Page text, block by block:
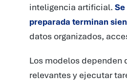
inteligencia artificial.
preparada terminan
datos organizados,
Los modelos dependen
relevantes y ejecutar